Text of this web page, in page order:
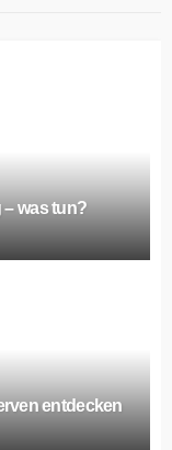
was tun?
entdecken